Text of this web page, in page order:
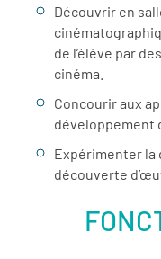
Découvrir en
de l’élève par
cinéma.
Concourir aux
développement
Expérimenter la
découverte